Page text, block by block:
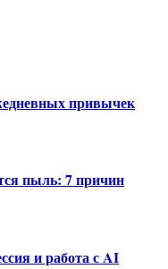
привычек
пыль: 7 причин
и работа с AI